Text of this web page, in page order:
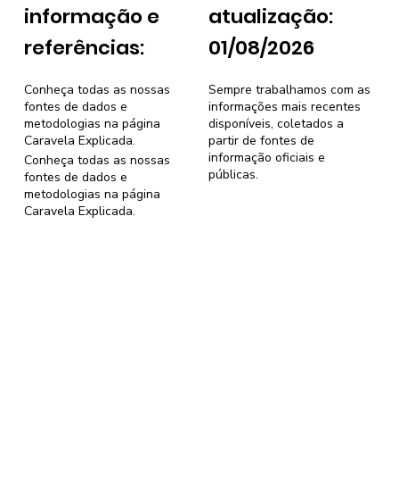
informação e
referências:
atualização:
01/08/2026
Sempre trabalhamos com as
informações mais recentes
disponíveis, coletados a
partir de fontes de
informação oficiais e
públicas.
Conheça todas as nossas
fontes de dados e
metodologias na página
Caravela Explicada.
Conheça todas as nossas
fontes de dados e
metodologias na página
Caravela Explicada.